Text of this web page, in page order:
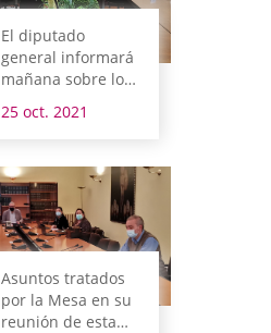
El diputado
general informará
mañana sobre los
en el Consejo
25 oct. 2021
Asuntos tratados
por la Mesa en su
reunión de esta